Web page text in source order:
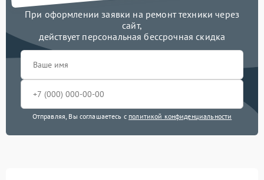
При оформлении заявки на ремонт техники через
сайт,
действует персональная бессрочная скидка
Отправляя, Вы соглашаетесь с политикой конфиденциальности